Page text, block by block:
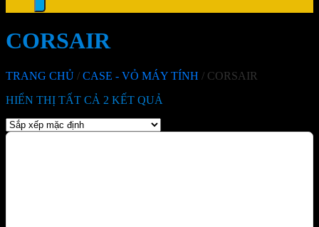
CORSAIR
TRANG CHỦ / CASE - VỎ MÁY TÍNH / CORSAIR
HIỂN THỊ TẤT CẢ 2 KẾT QUẢ